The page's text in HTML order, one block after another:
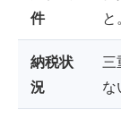
件
と。
納税状
況
三
な